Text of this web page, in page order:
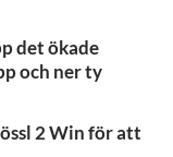
det ökade
och ner ty
2 Win för att